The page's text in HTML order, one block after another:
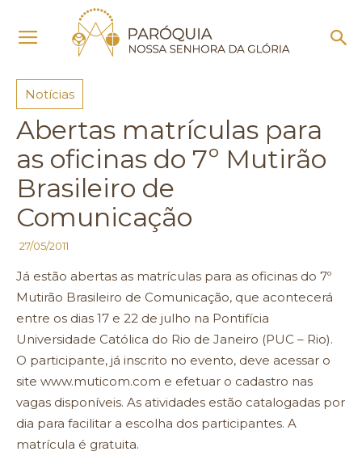
Notícias
Notícias
Abertas matrículas para
as oficinas do 7º Mutirão
Brasileiro de
Comunicação
27/05/2011
Já estão abertas as matrículas para as oficinas do 7º
Mutirão Brasileiro de Comunicação, que acontecerá
entre os dias 17 e 22 de julho na Pontifícia
Universidade Católica do Rio de Janeiro (PUC – Rio).
O participante, já inscrito no evento, deve acessar o
site www.muticom.com e efetuar o cadastro nas
vagas disponíveis. As atividades estão catalogadas por
dia para facilitar a escolha dos participantes. A
matrícula é gratuita.